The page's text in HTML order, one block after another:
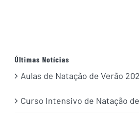
Últimas Notícias
Aulas de Natação de Verão
Curso Intensivo de Natação